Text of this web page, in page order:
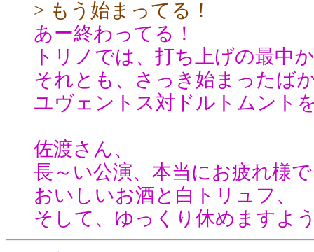
> もう始まってる！
あー終わってる！
トリノでは、打ち上げの最中
それとも、さっき始まったば
ユヴェントス対ドルトムント
佐渡さん、
長～い公演、本当にお疲れ様
おいしいお酒と白トリュフ、
そして、ゆっくり休めますよ